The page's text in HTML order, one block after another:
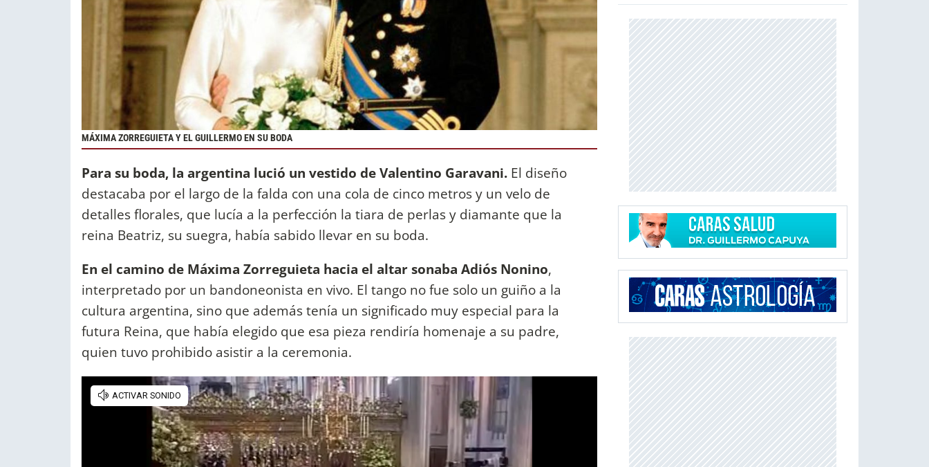
MÁXIMA ZORREGUIETA Y EL GUILLERMO EN SU BODA
Para su boda, la argentina lució un vestido de Valentino Garavani. El diseño
destacaba por el largo de la falda con una cola de cinco metros y un velo de
detalles florales, que lucía a la perfección la tiara de perlas y diamante que la
reina Beatriz, su suegra, había sabido llevar en su boda.
En el camino de Máxima Zorreguieta hacia el altar sonaba Adiós Nonino,
interpretado por un bandoneonista en vivo. El tango no fue solo un guiño a la
cultura argentina, sino que además tenía un significado muy especial para la
futura Reina, que había elegido que esa pieza rendiría homenaje a su padre,
quien tuvo prohibido asistir a la ceremonia.